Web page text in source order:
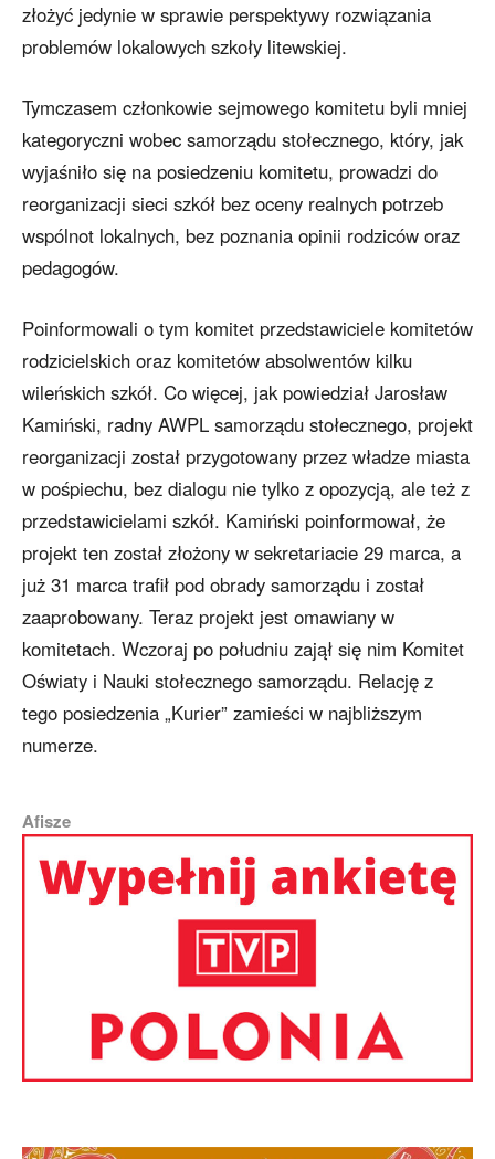
złożyć jedynie w sprawie perspektywy rozwiązania
problemów lokalowych szkoły litewskiej.
Tymczasem członkowie sejmowego komitetu byli mniej
kategoryczni wobec samorządu stołecznego, który, jak
wyjaśniło się na posiedzeniu komitetu, prowadzi do
reorganizacji sieci szkół bez oceny realnych potrzeb
wspólnot lokalnych, bez poznania opinii rodziców oraz
pedagogów.
Poinformowali o tym komitet przedstawiciele komitetów
rodzicielskich oraz komitetów absolwentów kilku
wileńskich szkół. Co więcej, jak powiedział Jarosław
Kamiński, radny AWPL samorządu stołecznego, projekt
reorganizacji został przygotowany przez władze miasta
w pośpiechu, bez dialogu nie tylko z opozycją, ale też z
przedstawicielami szkół. Kamiński poinformował, że
projekt ten został złożony w sekretariacie 29 marca, a
już 31 marca trafił pod obrady samorządu i został
zaaprobowany. Teraz projekt jest omawiany w
komitetach. Wczoraj po południu zajął się nim Komitet
Oświaty i Nauki stołecznego samorządu. Relację z
tego posiedzenia „Kurier” zamieści w najbliższym
numerze.
Afisze